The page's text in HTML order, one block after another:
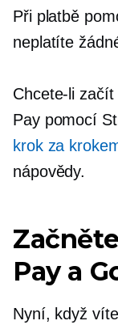
Při platbě
neplatíte
Chcete-li
Pay pomocí
krok za
nápovědy.
Pay a
Nyní, když